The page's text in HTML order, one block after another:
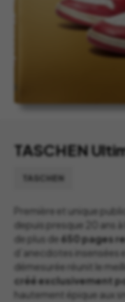
TASCHEN
TASCHEN
Première et unique
depuis presque 20 ans
de plus de 650 pages
d’anecdotes
démesurée réunit le
créé exclusivement
hautement épique aux